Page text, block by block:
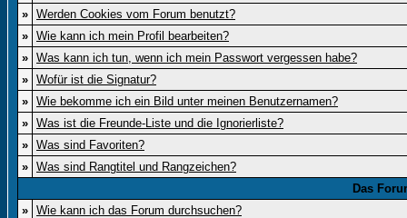
» Werden Cookies vom Forum benutzt?
» Wie kann ich mein Profil bearbeiten?
» Was kann ich tun, wenn ich mein Passwort vergessen habe?
» Wofür ist die Signatur?
» Wie bekomme ich ein Bild unter meinen Benutzernamen?
» Was ist die Freunde-Liste und die Ignorierliste?
» Was sind Favoriten?
» Was sind Rangtitel und Rangzeichen?
Das
» Wie kann ich das Forum durchsuchen?